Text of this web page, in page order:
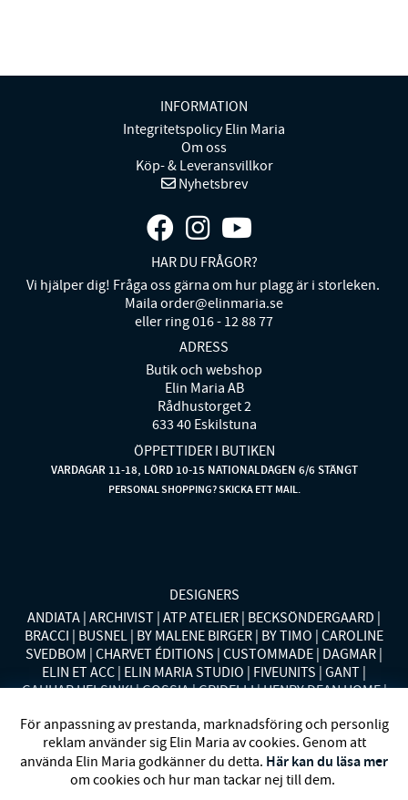
INFORMATION
Integritetspolicy Elin Maria
Om oss
Köp- & Leveransvillkor
Nyhetsbrev
HAR DU FRÅGOR?
Vi hjälper dig! Fråga oss gärna om hur plagg är i storleken.
Maila order@elinmaria.se
eller ring 016 - 12 88 77
ADRESS
Butik och webshop
Elin Maria AB
Rådhustorget 2
633 40 Eskilstuna
ÖPPETTIDER I BUTIKEN
VARDAGAR 11-18, LÖRD 10-15 NATIONALDAGEN 6/6 STÄNGT
PERSONAL SHOPPING? SKICKA ETT MAIL.
DESIGNERS
ANDIATA ARCHIVIST ATP ATELIER BECKSÖNDERGAARD
BRACCI BUSNEL BY MALENE BIRGER BY TIMO CAROLINE
SVEDBOM CHARVET ÉDITIONS CUSTOMMADE DAGMAR
ELIN ET ACC ELIN MARIA STUDIO FIVEUNITS GANT
GAUHAR HELSINKI GOSSIA GRIDELLI HENRY DEAN HOME
MISSONI HOME MONO MORENO CALIFORNIA MOS MOSH
MRS HOSIERY NORDAN HOME NÜMPH POLO RALPH
LAUREN RENÉE VOLTAIRE RODEBJER SECOND FEMALE
SIBIN LINNEBJERG STYLEIN SWEDISH STOCKINGS
För anpassning av prestanda, marknadsföring och personlig
reklam använder sig Elin Maria av cookies. Genom att
använda Elin Maria godkänner du detta. Här kan du läsa mer
om cookies och hur man tackar nej till dem.